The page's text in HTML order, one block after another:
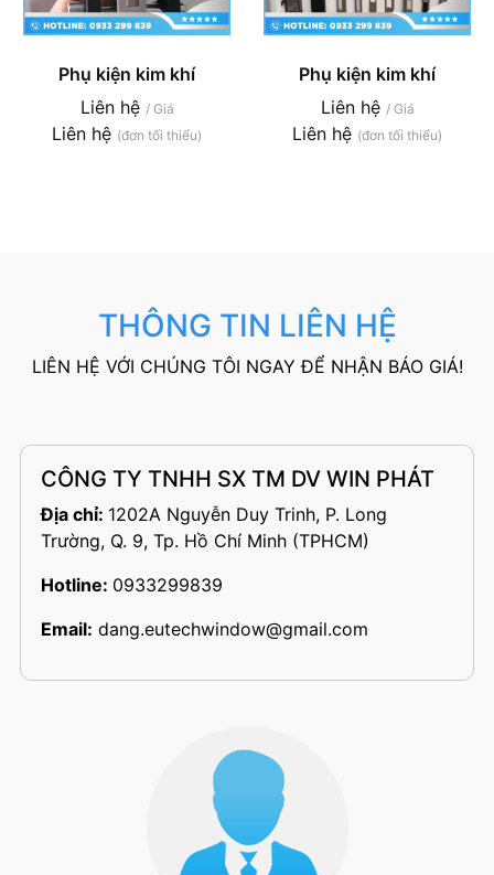
Phụ kiện kim khí
Liên hệ / Giá
Liên hệ (đơn tối thiểu)
Phụ kiện kim khí
Liên hệ / Giá
Liên hệ (đơn tối thiểu)
THÔNG TIN LIÊN HỆ
LIÊN HỆ VỚI CHÚNG TÔI NGAY ĐỂ NHẬN BÁO GIÁ!
CÔNG TY TNHH SX TM DV WIN PHÁT
Địa chỉ: 1202A Nguyễn Duy Trinh, P. Long
Trường, Q. 9, Tp. Hồ Chí Minh (TPHCM)
Hotline: 0933299839
Email: dang.eutechwindow@gmail.com